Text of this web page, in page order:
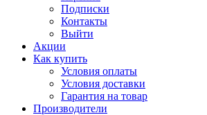
Подписки
Контакты
Выйти
Акции
Как купить
Условия оплаты
Условия доставки
Гарантия на товар
Производители